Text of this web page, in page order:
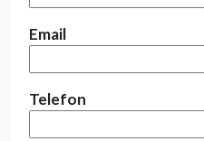
Email
Telefon